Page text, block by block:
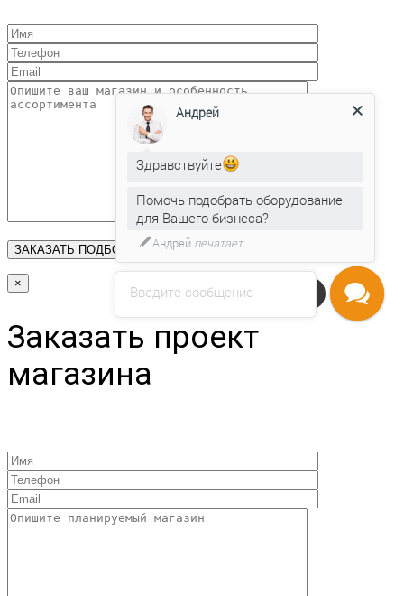
×
Заказать проект
магазина
Напишите нам
Введите сообщение
Андрей
Здравствуйте
Помочь подобрать оборудование
для Вашего бизнеса?
Андрейпечатает...